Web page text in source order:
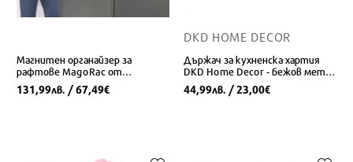
Магнитен органайзер за
рафтове MagoRac от
InnovaGoods
131,99лв. / 67,49€
DKD HOME DECOR
Държач за кухненска хартия
DKD Home Decor - бежов метал
с ментово дърво, 2 броя
44,99лв. / 23,00€